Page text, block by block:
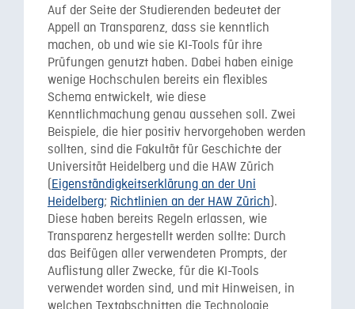
Auf der Seite der Studierenden bedeutet der
Appell an Transparenz, dass sie kenntlich
machen, ob und wie sie KI-Tools für ihre
Prüfungen genutzt haben. Dabei haben einige
wenige Hochschulen bereits ein flexibles
Schema entwickelt, wie diese
Kenntlichmachung genau aussehen soll. Zwei
Beispiele, die hier positiv hervorgehoben werden
sollten, sind die Fakultät für Geschichte der
Universität Heidelberg und die HAW Zürich
(Eigenständigkeitserklärung an der Uni
Heidelberg; Richtlinien an der HAW Zürich).
Diese haben bereits Regeln erlassen, wie
Transparenz hergestellt werden sollte: Durch
das Beifügen aller verwendeten Prompts, der
Auflistung aller Zwecke, für die KI-Tools
verwendet worden sind, und mit Hinweisen, in